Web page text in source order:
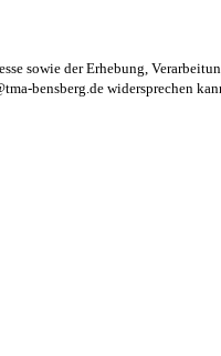
sowie der Erhebung,
bensberg.dewidersprechen